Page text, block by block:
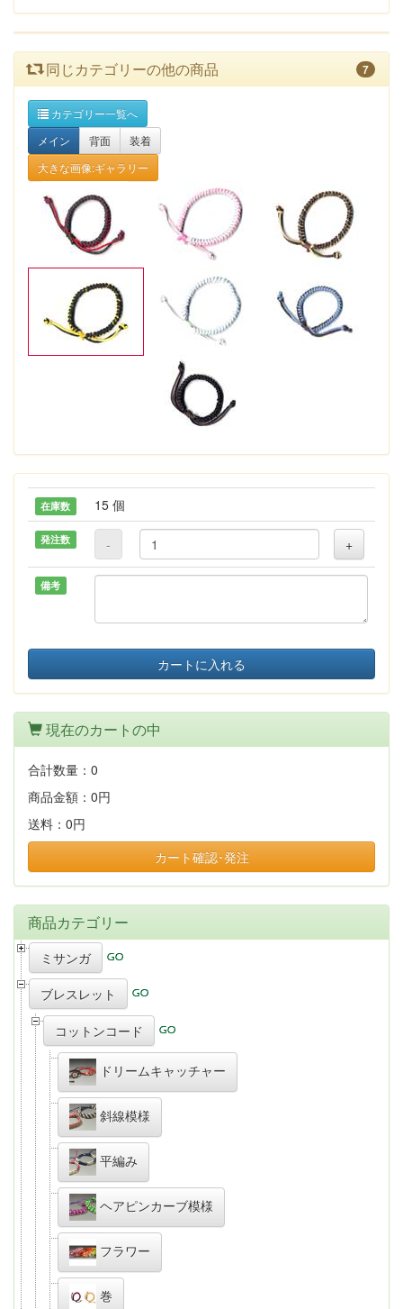
同じカテゴリーの他の商品 7
カテゴリー一覧へ
メイン
背面
装着
大きな画像:ギャラリー
在庫数 15 個
発注数 - +
備考
カートに入れる
現在のカートの中
合計数量： 0
商品金額： 0円
送料： 0円
カート確認･発注
商品カテゴリー
ミサンガ
ブレスレット
コットンコード
ドリームキャッチャー
斜線模様
平編み
ヘアピンカーブ模様
フラワー
巻